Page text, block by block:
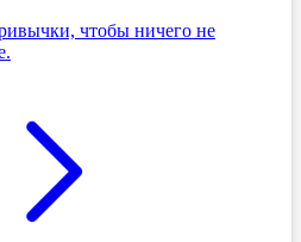
чтобы ничего не